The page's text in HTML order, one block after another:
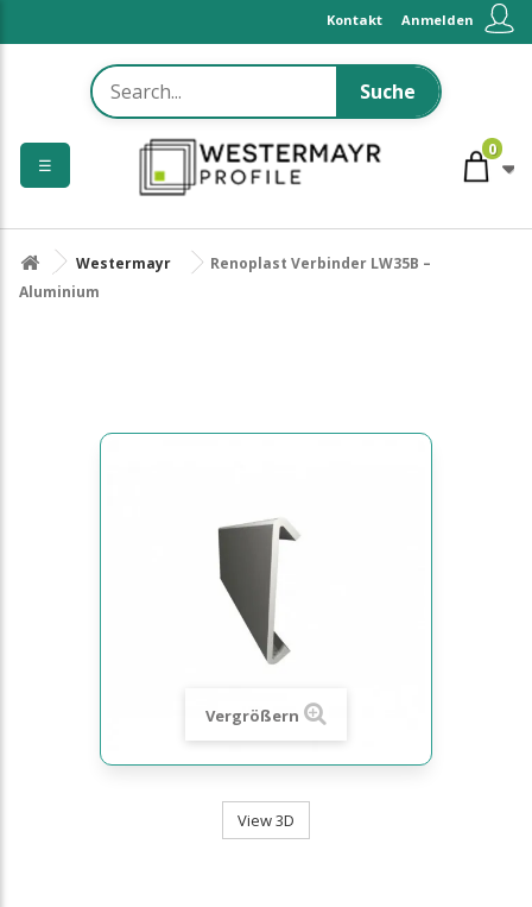
Anmelden
Kontakt
Suche
0
Westermayr
Renoplast Verbinder LW35B –
Aluminium
Vergrößern
View 3D
☰